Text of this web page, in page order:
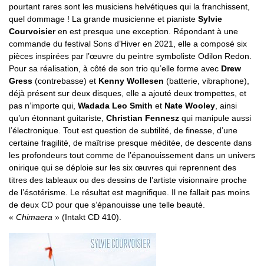
pourtant rares sont les musiciens helvétiques qui la franchissent,
quel dommage ! La grande musicienne et pianiste Sylvie
Courvoisieren est presque une exception. Répondant à une
commande du festival Sons d’Hiver en 2021, elle a composé six
pièces inspirées par l’œuvre du peintre symboliste Odilon Redon.
Pour sa réalisation, à côté de son trio qu’elle forme avec Drew
Gress (contrebasse) et Kenny Wollesen (batterie, vibraphone),
déjà présent sur deux disques, elle a ajouté deux trompettes, et
pas n’importe qui, Wadada Leo Smith et Nate Wooley, ainsi
qu’un étonnant guitariste, Christian Fennesz qui manipule aussi
l’électronique. Tout est question de subtilité, de finesse, d’une
certaine fragilité, de maîtrise presque méditée, de descente dans
les profondeurs tout comme de l’épanouissement dans un univers
onirique qui se déploie sur les six œuvres qui reprennent des
titres des tableaux ou des dessins de l’artiste visionnaire proche
de l’ésotérisme. Le résultat est magnifique. Il ne fallait pas moins
de deux CD pour que s’épanouisse une telle beauté.
« Chimaera » (Intakt CD 410).